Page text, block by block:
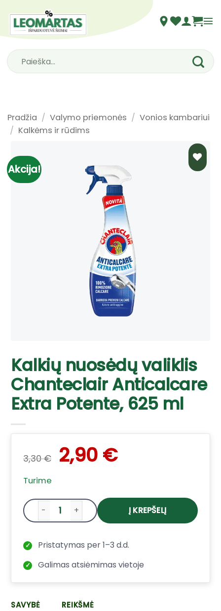
content
Ieškoti:
Pradžia / Valymo priemonės / Vonios kambariui
/ Kalkėms ir rūdims
Akcija!
Kalkių nuosėdų valiklis
Chanteclair Anticalcare
Extra Potente, 625 ml
3,30€ Original
price
was:
3,30 €.
2,90 €Current
is:
2,90 €.
Turime
produkto kiekis: Kalkių nuosėdų valiklis
Į KREPŠELĮ
✓ Pristatymas per 1–3 d.d.
✓ Galimas atsiėmimas vietoje
SAVYBĖ
REIKŠMĖ